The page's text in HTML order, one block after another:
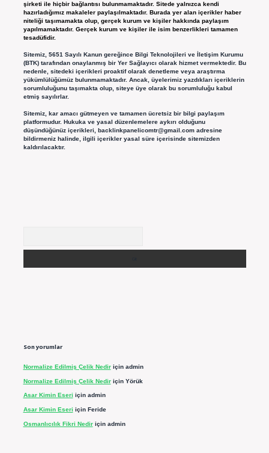
şirketi ile hiçbir bağlantısı bulunmamaktadır. Sitede yalnızca kendi
hazırladığımız makaleler paylaşılmaktadır. Burada yer alan içerikler haber
niteliği taşımamakta olup, gerçek kurum ve kişiler hakkında paylaşım
yapılmamaktadır. Gerçek kurum ve kişiler ile isim benzerlikleri tamamen
tesadüfidir.
Sitemiz, 5651 Sayılı Kanun gereğince Bilgi Teknolojileri ve İletişim Kurumu
(BTK) tarafından onaylanmış bir Yer Sağlayıcı olarak hizmet vermektedir. Bu
nedenle, sitedeki içerikleri proaktif olarak denetleme veya araştırma
yükümlülüğümüz bulunmamaktadır. Ancak, üyelerimiz yazdıkları içeriklerin
sorumluluğunu taşımakta olup, siteye üye olarak bu sorumluluğu kabul
etmiş sayılırlar.
Sitemiz, kar amacı gütmeyen ve tamamen ücretsiz bir bilgi paylaşım
platformudur. Hukuka ve yasal düzenlemelere aykırı olduğunu
düşündüğünüz içerikleri, backlinkpanelicomtr@gmail.comadresine
bildirmeniz halinde, ilgili içerikler yasal süre içerisinde sitemizden
kaldırılacaktır.
Son yorumlar
Normalize Edilmiş Çelik Nediriçin admin
Normalize Edilmiş Çelik Nediriçin Yörük
Asar Kimin Eseri için admin
Asar Kimin Eseri için Feride
Osmanlıcılık Fikri Nediriçin admin